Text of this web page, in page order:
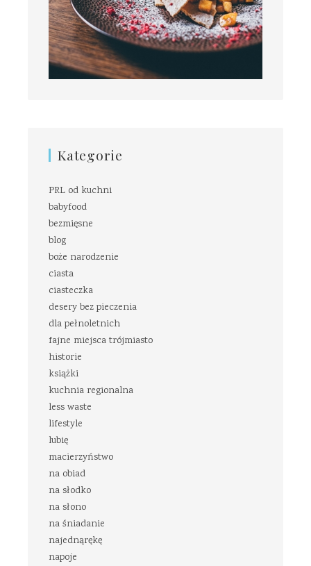
Kategorie
PRL od kuchni
babyfood
bezmięsne
blog
boże narodzenie
ciasta
ciasteczka
desery bez pieczenia
dla pełnoletnich
fajne miejsca trójmiasto
historie
książki
kuchnia regionalna
less waste
lifestyle
lubię
macierzyństwo
na obiad
na słodko
na słono
na śniadanie
najednąrękę
napoje